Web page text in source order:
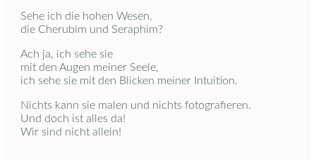
Sehe ich die hohen Wesen,
die Cherubim und Seraphim?
Ach ja, ich sehe sie
mit den Augen meiner Seele,
ich sehe sie mit den Blicken meiner Intuition.
Nichts kann sie malen und nichts fotografieren.
Und doch ist alles da!
Wir sind nicht allein!